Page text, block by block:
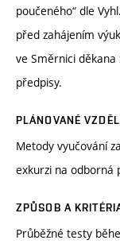
poučeného“ dle
před zahájením
ve Směrnici
předpisy.
PLÁNOVANÉ
Metody vyučování
exkurzi na odborná
ZPŮSOB A
Průběžné testy